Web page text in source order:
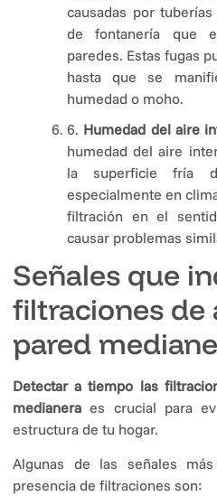
causadas por
de fontanería que
paredes. Estas fugas
hasta que se
humedad o moho.
6. Humedad del aire
humedad del aire
la superficie fría
especialmente en
filtración en el
causar problemas
Señales que
filtraciones de
pared
Detectar a tiempo las
medianera es crucial para
estructura de tu hogar.
Algunas de las señales
presencia de filtraciones son: